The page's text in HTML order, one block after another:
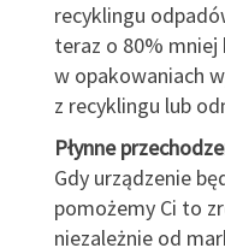
recyklingu
teraz o 80%
w opakowaniach
z recyklingu lub
Płynne
Gdy urządzenie
pomożemy Ci to
niezależnie od